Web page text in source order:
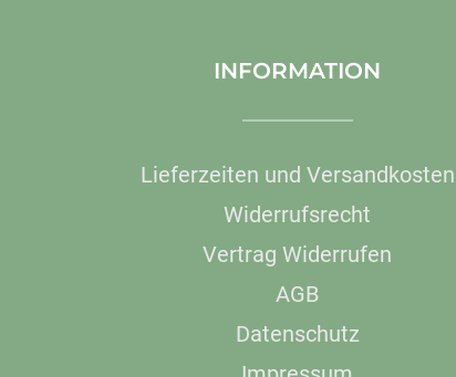
INFORMATION
Lieferzeiten und Versandkosten
Widerrufsrecht
Vertrag Widerrufen
AGB
Datenschutz